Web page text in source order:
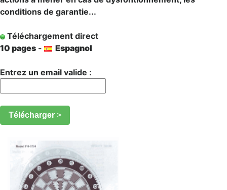
conditions de garantie...
Téléchargement direct
10 pages - Espagnol
Entrez un email valide :
Télécharger >